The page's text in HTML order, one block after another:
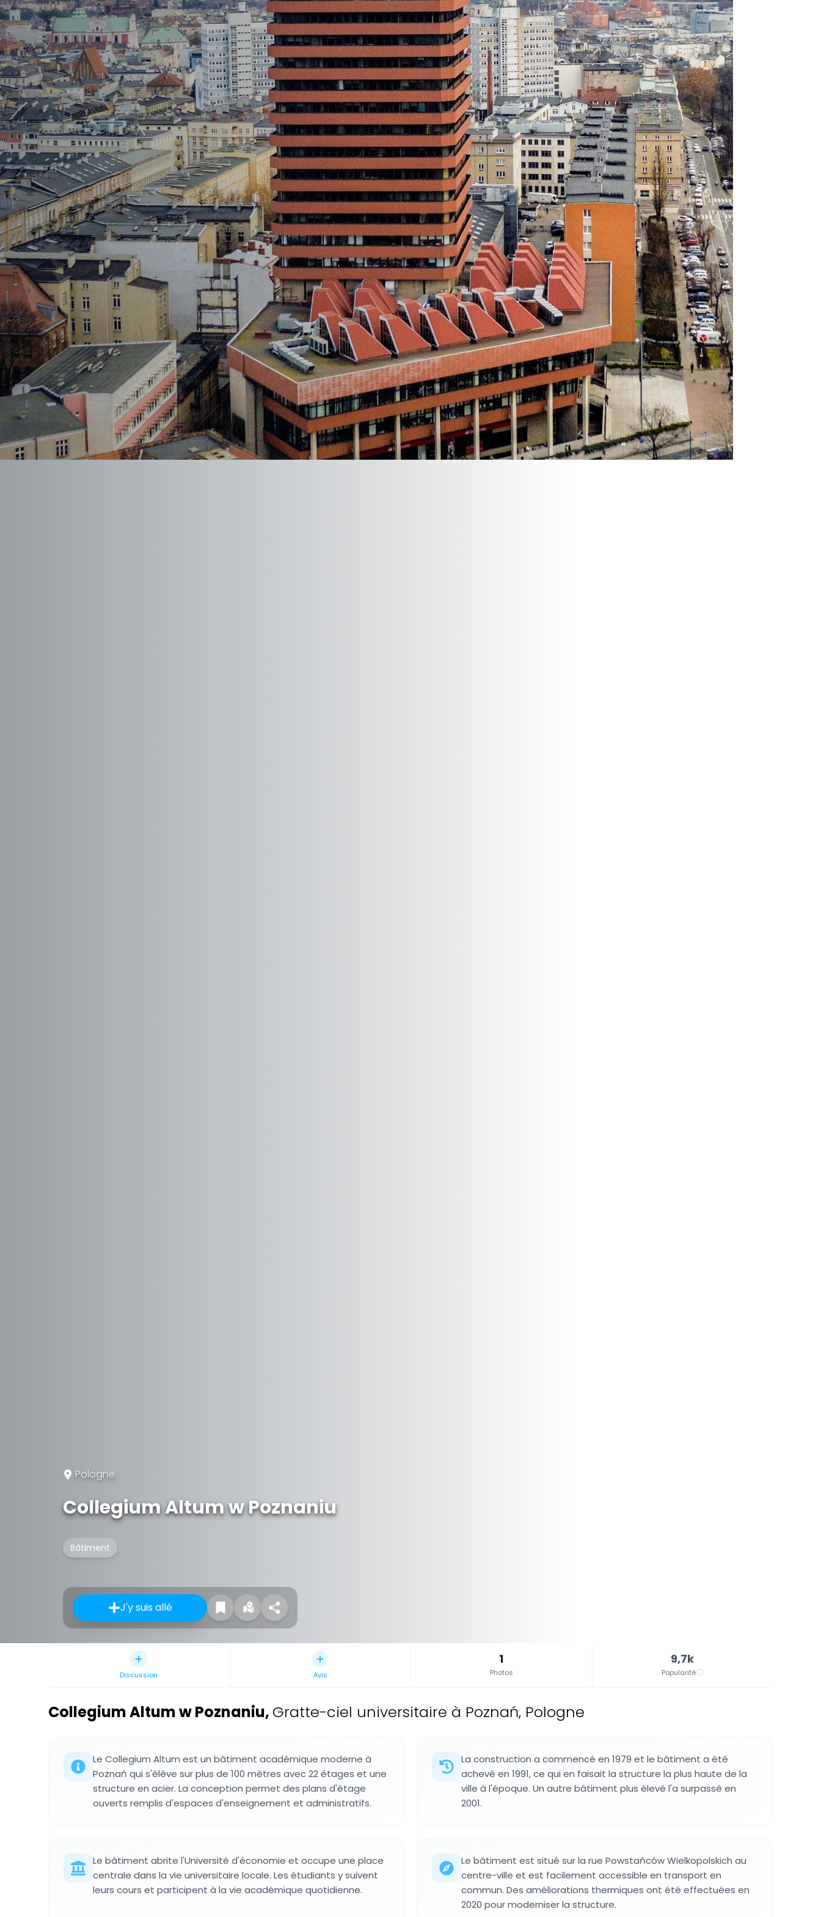
Pologne
Collegium Altum w Poznaniu
Bâtiment
J'y suis allé
Discussion Avis
1
Photos
9,7k
Popularité
Collegium Altum w Poznaniu, Gratte-ciel universitaire à Poznań, Pologne
Le Collegium Altum est un bâtiment académique moderne à
Poznań qui s'élève sur plus de 100 mètres avec 22 étages et une
structure en acier. La conception permet des plans d'étage
ouverts remplis d'espaces d'enseignement et administratifs.
La construction a commencé en 1979 et le bâtiment a été
achevé en 1991, ce qui en faisait la structure la plus haute de la
ville à l'époque. Un autre bâtiment plus élevé l'a surpassé en
2001.
Le bâtiment abrite l'Université d'économie et occupe une place
centrale dans la vie universitaire locale. Les étudiants y suivent
leurs cours et participent à la vie académique quotidienne.
Le bâtiment est situé sur la rue Powstańców Wielkopolskich au
centre-ville et est facilement accessible en transport en
commun. Des améliorations thermiques ont été effectuées en
2020 pour moderniser la structure.